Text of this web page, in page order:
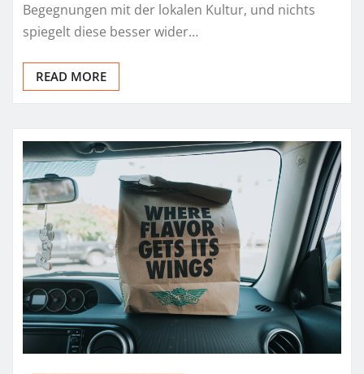
Begegnungen mit der lokalen Kultur, und nichts
spiegelt diese besser wider…
READ MORE